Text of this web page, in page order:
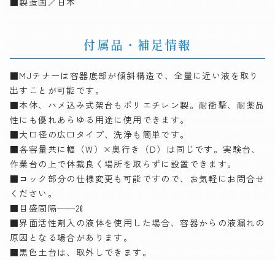
付属品・補足情報
■MJテナーは容器底部が傾斜構造で、全量に近い液を取り
出すことが可能です。
■本体、ハメ込み式架台もポリエチレン製。耐衝撃、耐薬品
性にも優れあらゆる用途に使用できます。
■大口径の広口タイプ、洗浄も簡単です。
■各容量共に幅（W）×奥行き（D）は同じです。実験台、
作業台の上で体裁良く場所を取らずに設置できます。
■コック部分の仕様変更も可能ですので、お気軽にお問合せ
ください。
■目盛間隔──2ℓ
■界面活性剤入の液体を使用した場合、容器からの液漏れの
原因となる場合があります。
■黒色土台は、取外しできます。